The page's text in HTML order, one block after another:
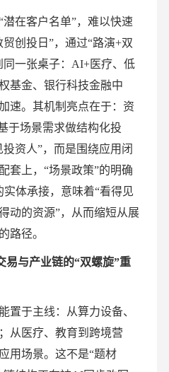
在客户名单”，难以快速
创投日”，通过“路演+双
同一张桌子：AI+医疗、低
基金、银行科技金融中
速。其机制亮点在于：资
于场景需求做结构化投
资人”，而是围绕应用闭
套上，“场景政策”的明确
实体承接，意味着“看得见
动的资源”，从而缩短从展
路径。
易与产业链的“双螺旋”重
置于主线：从算力设备、
从医疗、教育到跨境营
用场景。这不是“题材